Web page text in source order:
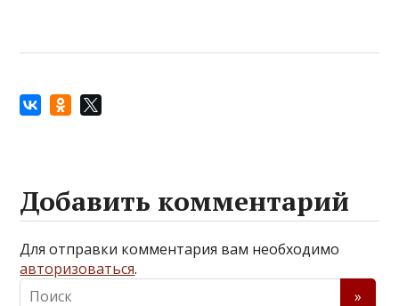
Добавить комментарий
Для отправки комментария вам необходимо
авторизоваться.